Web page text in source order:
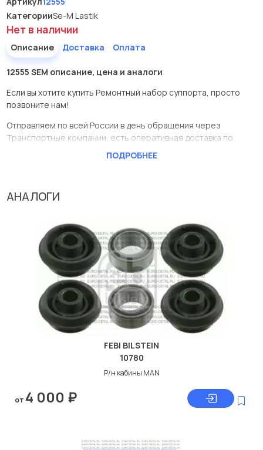
КатегорииSe-M Lastik
Нет в наличии
Описание Доставка Оплата
12555 SEM описание, цена и аналоги
Если вы хотите купить Ремонтный набор суппорта, просто
позвоните нам!
Отправляем по всей России в день обращения через
Транспортные компании, есть оперативная доставка по
У данной детали есть аналоги с номерами, убедитесь сами.
представлены в большом ассортименте.
Мы продаем сертифицированные колодки тормозные
дисковые с гарантией от производителя SEM.
Производитель
SEM
Вес [кг]
0.42
Внутренняя резьба [мм]
M12 x 1,5
передняя ось, двусторонне
ПОДРОБНЕЕ
АНАЛОГИ
FEBI BILSTEIN
10780
Р/н кабины MAN
от 4 000 ₽